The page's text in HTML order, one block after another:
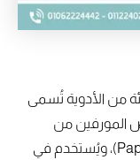
من الأدوية تُسمى
المورفين من
خلاصة نبات الخشخاش (Papaver somniferum)، ويُستخدم في